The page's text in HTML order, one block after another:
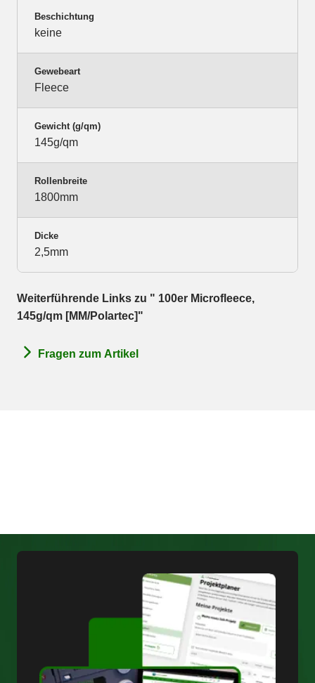
Beschichtung
keine
Gewebeart
Fleece
Gewicht (g/qm)
145g/qm
Rollenbreite
1800mm
Dicke
2,5mm
Weiterführende Links zu " 100er Microfleece,
145g/qm [MM/Polartec]"
Fragen zum Artikel